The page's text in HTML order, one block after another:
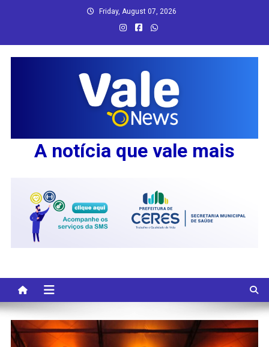
Friday, August 07, 2026
A notícia que vale mais